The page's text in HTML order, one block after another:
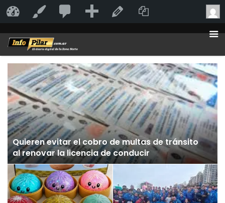
Quieren evitar el cobro de multas de tránsito
al renovar la licencia de conducir
InfoPilar Personalizar
moderación
Añadir Duplicate